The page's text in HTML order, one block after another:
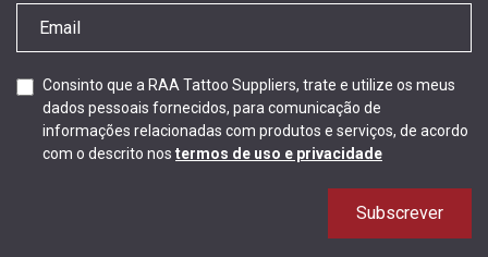
Consinto que a RAA Tattoo Suppliers, trate e utilize os meus
dados pessoais fornecidos, para comunicação de
informações relacionadas com produtos e serviços, de acordo
com o descrito nos termos de uso e privacidade
Subscrever